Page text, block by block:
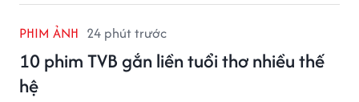
PHIM ẢNH 24 phút trước
10 phim TVB gắn liền tuổi thơ nhiều thế
hệ